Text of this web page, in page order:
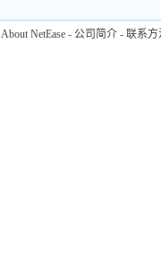
About NetEase - 公司简介 - 联系方